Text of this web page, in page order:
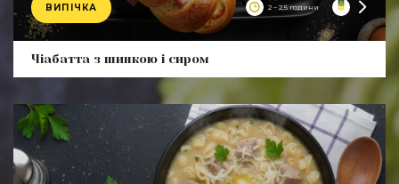
ВИПІЧКА 2 – 2,5 години
Product
Чіабатта з шинкою і сиром